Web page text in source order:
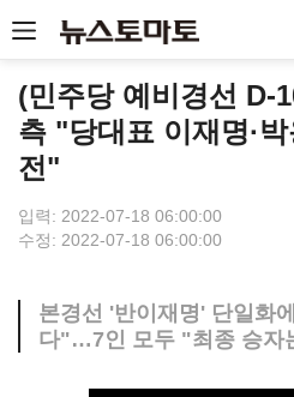
(민주당 예비경선 D-
측 "당대표 이재명·
전"
입력: 2022-07-18 06:00:00
수정: 2022-07-18 06:00:00
본경선 '반이재명' 단일화
다"…7인 모두 "최종 승자